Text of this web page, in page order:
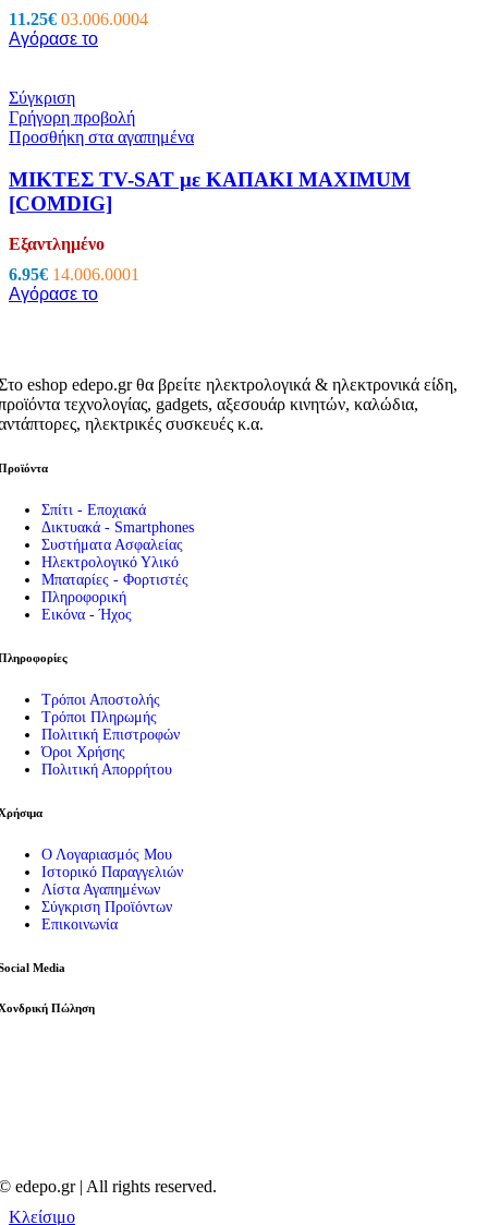
11.25€ 03.006.0004
Αγόρασε το
Σύγκριση
Γρήγορη προβολή
Προσθήκη στα αγαπημένα
ΜΙΚΤΕΣ ΤV-SAT με ΚΑΠΑΚΙ MAXIMUM
[COMDIG]
Εξαντλημένο
6.95€ 14.006.0001
Αγόρασε το
eshop edepo.gr θα βρείτε ηλεκτρολογικά & ηλεκτρονικά είδη,
τεχνολογίας, gadgets, αξεσουάρ κινητών, καλώδια,
ηλεκτρικές συσκευές κ.α.
Σπίτι - Εποχιακά
Δικτυακά - Smartphones
Συστήματα Ασφαλείας
Ηλεκτρολογικό Υλικό
Μπαταρίες - Φορτιστές
Πληροφορική
Εικόνα - Ήχος
Τρόποι Αποστολής
Τρόποι Πληρωμής
Πολιτική Επιστροφών
Όροι Χρήσης
Πολιτική Απορρήτου
Ο Λογαριασμός Μου
Ιστορικό Παραγγελιών
Λίστα Αγαπημένων
Σύγκριση Προϊόντων
Επικοινωνία
Media
Πώληση
edepo.gr | All rights reserved.
Κλείσιμο